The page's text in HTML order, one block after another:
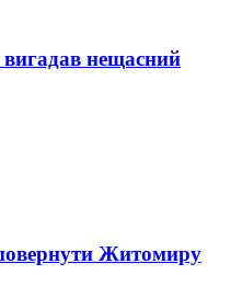
вигадав нещасний
Житомиру